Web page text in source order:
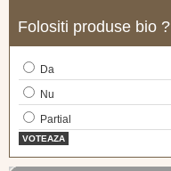
Folositi produse bio ?
Da
Nu
Partial
VOTEAZA